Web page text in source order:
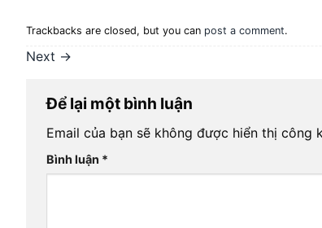
Trackbacks are closed, but you can post a comment.
Next →
Để lại một bình luận
Email của bạn sẽ không được hiển thị công
Bình luận *